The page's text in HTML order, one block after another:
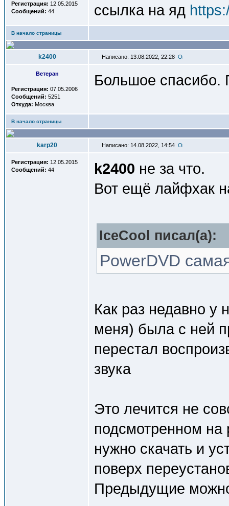
Регистрация: 12.05.2015
Сообщений: 44 ссылка на яд
В начало страницы
k2400 Написано: 13.08.2022, 22:28
Ветеран
Регистрация: 07.05.2006
Сообщений: 5251
Откуда: Москва
Большое спасибо.
В начало страницы
karp20 Написано: 14.08.2022, 14:54
Регистрация: 12.05.2015
Сообщений: 44 k2400 не за что.
Вот ещё лайфхак
IceCool писал(a):
PowerDVD
Как раз недавно у
меня) была с ней
перестал
звука
Это лечится не
подсмотренном на
нужно скачать и
поверх
Предыдущие